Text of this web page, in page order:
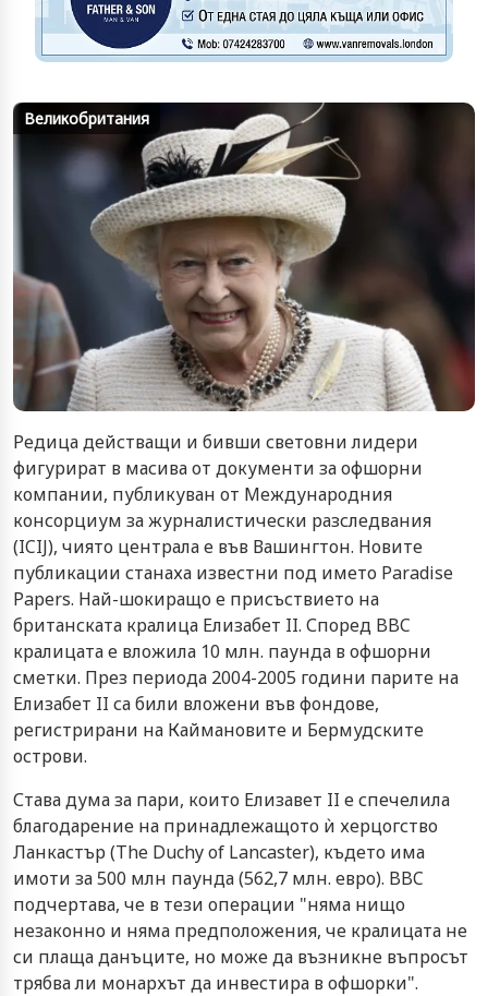
Великобритания
Редица действащи и бивши световни лидери
фигурират в масива от документи за офшорни
компании, публикуван от Международния
консорциум за журналистически разследвания
(ICIJ), чиято централа е във Вашингтон. Новите
публикации станаха известни под името Paradise
Papers. Най-шокиращо е присъствието на
британската кралица Елизабет II. Според BBC
кралицата е вложила 10 млн. паунда в офшорни
сметки. През периода 2004-2005 години парите на
Елизабет II са били вложени във фондове,
регистрирани на Каймановите и Бермудските
острови.
Става дума за пари, които Елизавет II е спечелила
благодарение на принадлежащото ѝ херцогство
Ланкастър (The Duchy of Lancaster), където има
имоти за 500 млн паунда (562,7 млн. евро). BBC
подчертава, че в тези операции "няма нищо
незаконно и няма предположения, че кралицата не
си плаща данъците, но може да възникне въпросът
трябва ли монархът да инвестира в офшорки".